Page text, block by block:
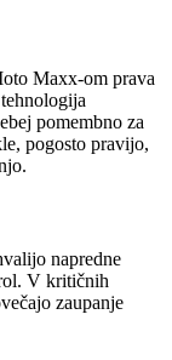
Maxx-om prava
pomembno za
pogosto pravijo,
napredne
V kritičnih
zaupanje